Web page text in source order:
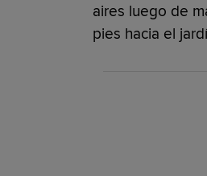
aires luego de
pies hacia el